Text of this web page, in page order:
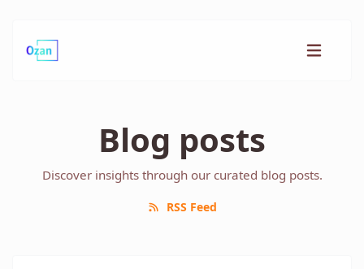
Blog posts
Discover insights through our curated blog posts.
RSS Feed